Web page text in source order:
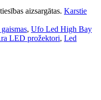
aizsargātas. Karstie
, Ufo Led High Bay
LED prožektori, Led